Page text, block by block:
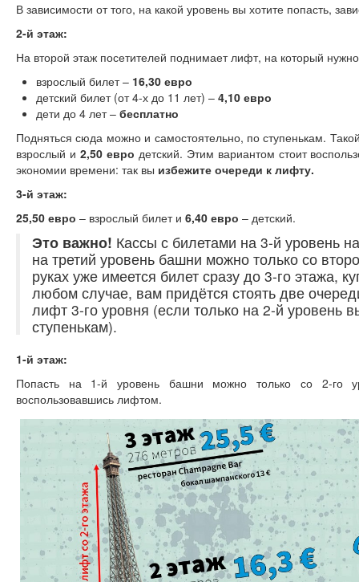
В зависимости от того, на какой уровень вы хотите попасть,
2-й этаж:
На второй этаж посетителей поднимает лифт, на который
взрослый билет – 16,30 евро
детский билет (от 4-х до 11 лет) – 4,10 евро
дети до 4 лет – бесплатно
Подняться сюда можно и самостоятельно, по ступенькам.
взрослый и 2,50 евро детский. Этим вариантом стоит
экономии времени: так вы избежите очереди к лифту.
3-й этаж:
25,50 евро – взрослый билет и 6,40 евро – детский.
Это важно! Кассы с билетами на 3-й уровень
на третий уровень башни можно только со
руках уже имеется билет сразу до 3-го этажа,
любом случае, вам придётся стоять две
лифт 3-го уровня (если только на 2-й уровень
ступенькам).
1-й этаж:
Попасть на 1-й уровень башни можно только со 2-го
воспользовавшись лифтом.